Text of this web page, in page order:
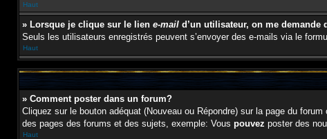
Haut
» Lorsque je clique sur le lien e-mail d’un utilisateur, on me demande
Seuls les utilisateurs enregistrés peuvent s’envoyer des e-mails via le
Haut
» Comment poster dans un forum?
Cliquez sur le bouton adéquat (Nouveau ou Répondre) sur la page du
des pages des forums et des sujets, exemple: Vous pouvez poster des
Haut